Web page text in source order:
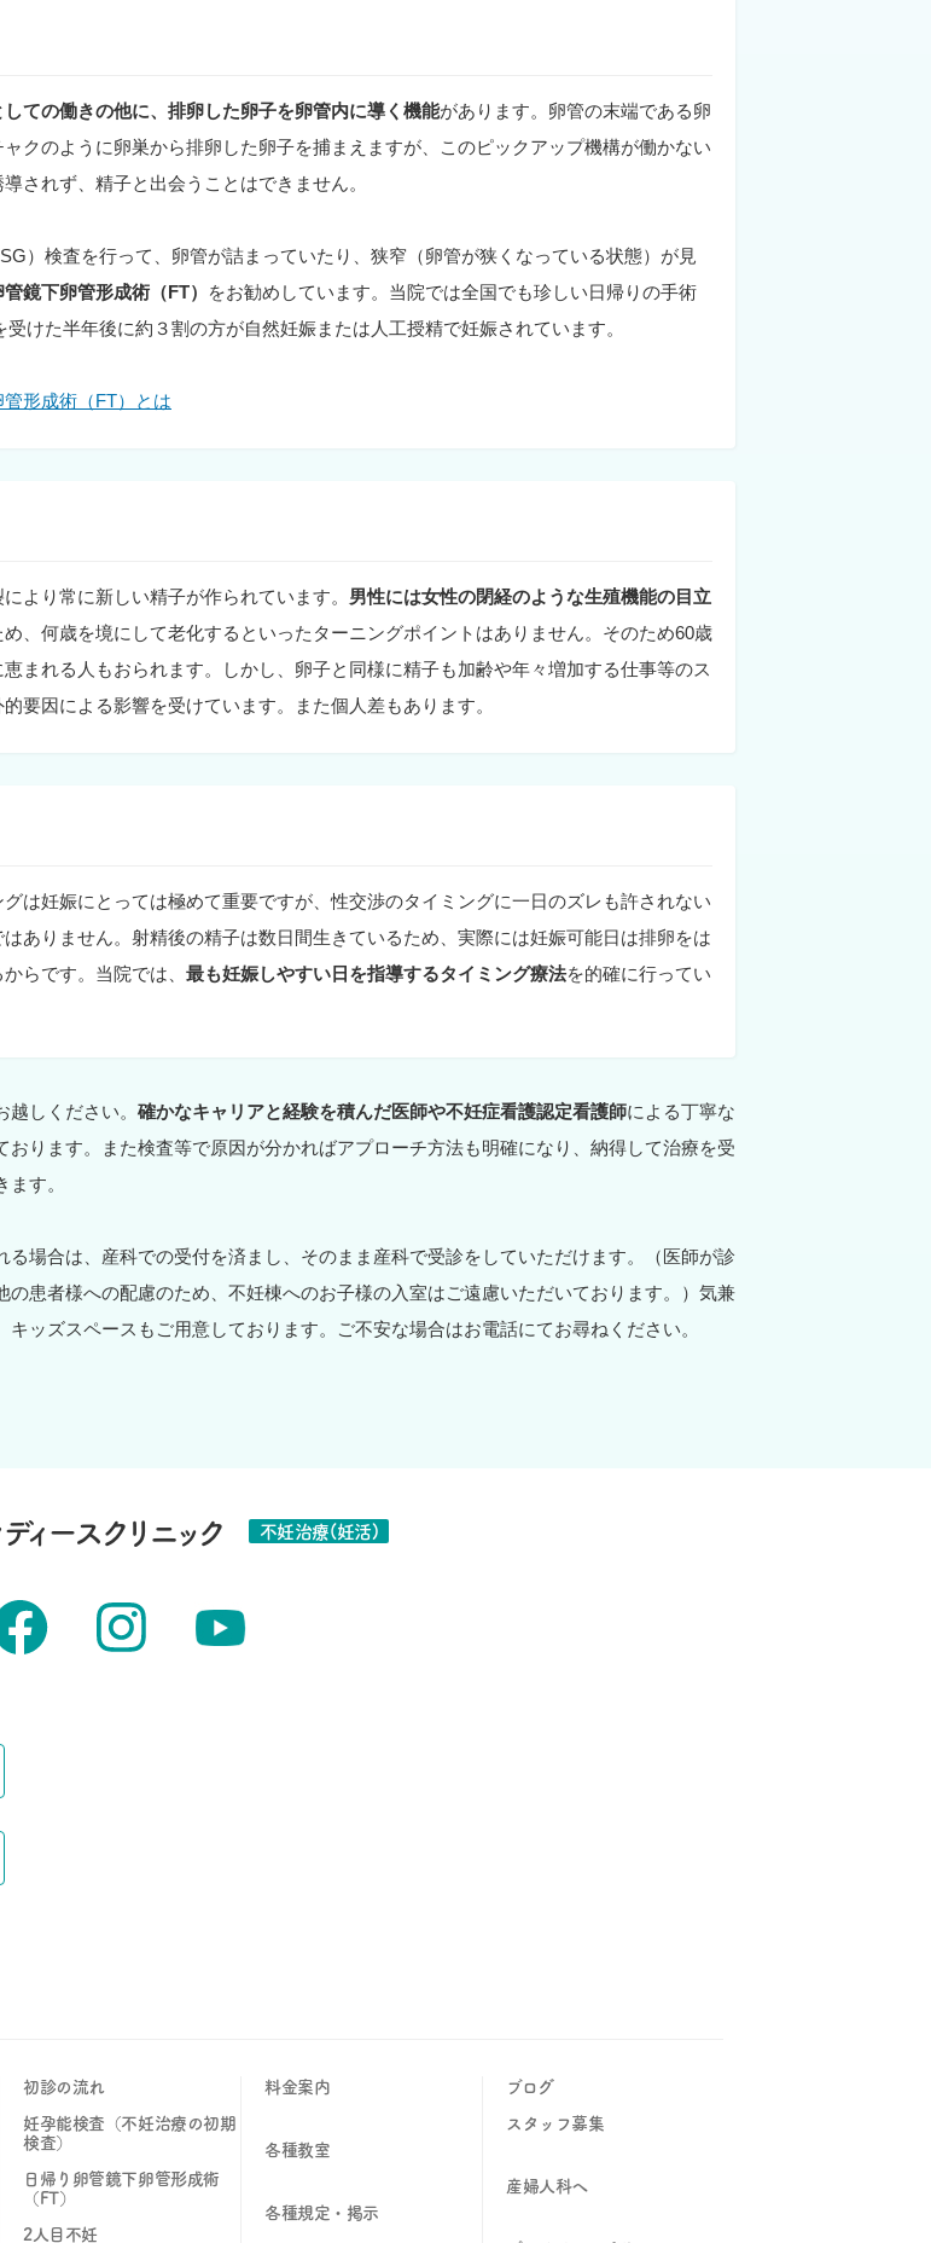
しての働きの他に、排卵した卵子を卵管内に導く機能があります。卵管の末端である卵
クのように卵巣から排卵した卵子を捕まえますが、このピックアップ機構が働かない
されず、精子と出会うことはできません。
）検査を行って、卵管が詰まっていたり、狭窄（卵管が狭くなっている状態）が見
管鏡下卵管形成術（FT）
をお勧めしています。当院では全国でも珍しい日帰りの手術
受けた半年後に約３割の方が自然妊娠または人工授精で妊娠されています。
形成術（FT）とは
より常に新しい精子が作られています。 男性には女性の閉経のような生殖機能の目立
め、何歳を境にして老化するといったターニングポイントはありません。そのため60歳
まれる人もおられます。しかし、卵子と同様に精子も加齢や年々増加する仕事等のス
的要因による影響を受けています。また個人差もあります。
は妊娠にとっては極めて重要ですが、性交渉のタイミングに一日のズレも許されない
ありません。射精後の精子は数日間生きているため、実際には妊娠可能日は排卵をは
らです。当院では、 最も妊娠しやすい日を指導するタイミング療法を的確に行ってい
越しください。 確かなキャリアと経験を積んだ医師や不妊症看護認定看護師による丁寧な
おります。また検査等で原因が分かればアプローチ方法も明確になり、納得して治療を受
す。
る場合は、産科での受付を済まし、そのまま産科で受診をしていただけます。（医師が診
の患者様への配慮のため、不妊棟へのお子様の入室はご遠慮いただいております。）気兼
キッズスペースもご用意しております。ご不安な場合はお電話にてお尋ねください。
ィースクリニック 不妊治療(妊活)
初診の流れ
妊孕能検査（不妊治療の初期
検査）
日帰り卵管鏡下卵管形成術
（FT）
2人目不妊
料金案内
各種教室
各種規定・掲示
ブログ
スタッフ募集
産婦人科へ